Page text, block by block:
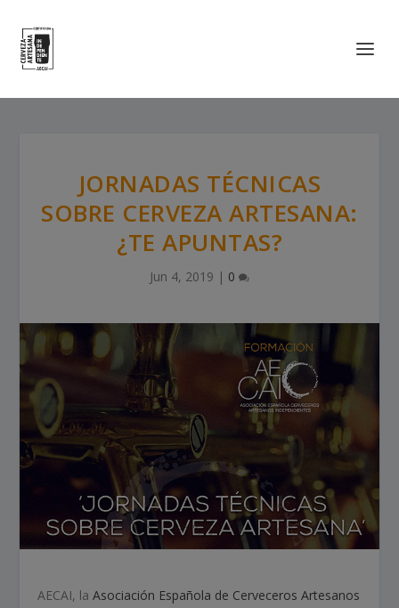
JORNADAS TÉCNICAS
SOBRE CERVEZA ARTESANA:
¿TE APUNTAS?
Jun 4, 2019 | 0
AECAI, laAsociación Española de Cerveceros Artesanos